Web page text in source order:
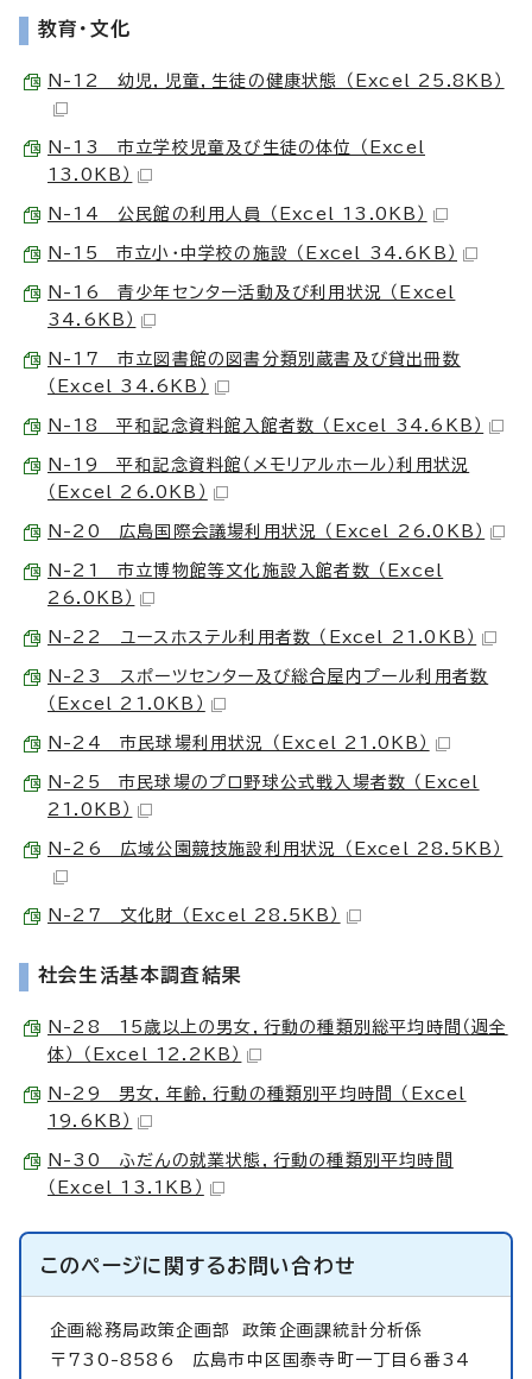
教育・文化
N-12 幼児，児童，生徒の健康状態 （Excel 25.8KB）
N-13 市立学校児童及び生徒の体位 （Excel
13.0KB）
N-14 公民館の利用人員 （Excel 13.0KB）
N-15 市立小・中学校の施設 （Excel 34.6KB）
N-16 青少年センター活動及び利用状況 （Excel
34.6KB）
N-17 市立図書館の図書分類別蔵書及び貸出冊数
（Excel 34.6KB）
N-18 平和記念資料館入館者数 （Excel 34.6KB）
N-19 平和記念資料館（メモリアルホール）利用状況
（Excel 26.0KB）
N-20 広島国際会議場利用状況 （Excel 26.0KB）
N-21 市立博物館等文化施設入館者数 （Excel
26.0KB）
N-22 ユースホステル利用者数 （Excel 21.0KB）
N-23 スポーツセンター及び総合屋内プール利用者数
（Excel 21.0KB）
N-24 市民球場利用状況 （Excel 21.0KB）
N-25 市民球場のプロ野球公式戦入場者数 （Excel
21.0KB）
N-26 広域公園競技施設利用状況 （Excel 28.5KB）
N-27 文化財 （Excel 28.5KB）
社会生活基本調査結果
N-28 15歳以上の男女，行動の種類別総平均時間（週全
体） （Excel 12.2KB）
N-29 男女，年齢，行動の種類別平均時間 （Excel
19.6KB）
N-30 ふだんの就業状態，行動の種類別平均時間
（Excel 13.1KB）
このページに関するお問い合わせ
企画総務局政策企画部政策企画課統計分析係
〒730-8586 広島市中区国泰寺町一丁目6番34